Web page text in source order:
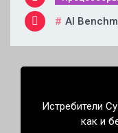
AI
Навигация
записям
Истребители
как и